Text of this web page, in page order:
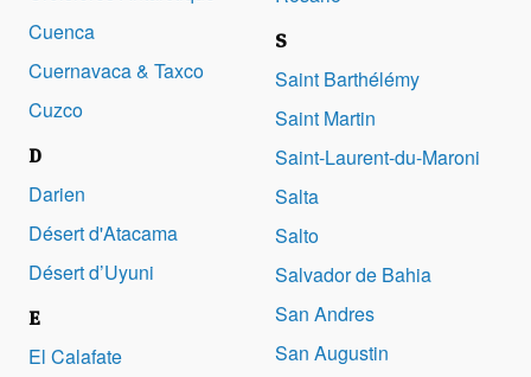
Cuenca
Cuernavaca & Taxco
Cuzco
D
Darien
Désert d'Atacama
Désert d’Uyuni
E
El Calafate
S
Saint Barthélémy
Saint Martin
Saint-Laurent-du-Maroni
Salta
Salto
Salvador de Bahia
San Andres
San Augustin